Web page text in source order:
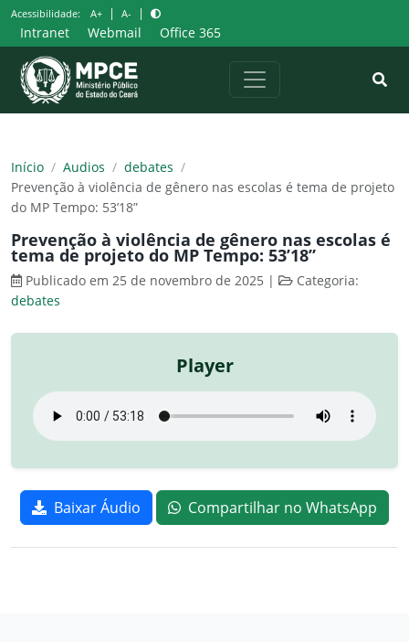
Pular
para
o
conteúdo
Acessibilidade: A+ | A- |
Intranet Webmail Office 365
Início / Audios / debates /
Prevenção à violência de gênero nas escolas é tema de projeto
do MP Tempo: 53’18”
Prevenção à violência de gênero nas escolas é
tema de projeto do MP Tempo: 53’18”
Publicado em 25 de novembro de 2025 |
Categoria:
debates
Player
Baixar Áudio Compartilhar no WhatsApp